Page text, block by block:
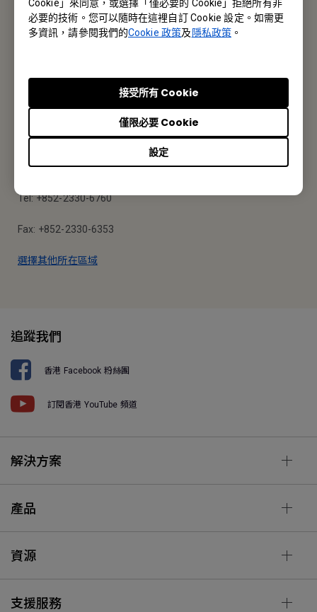
Cookie」來同意，或選擇「僅必要的 Cookie」拒絕所有非
必要的技術。您可以隨時在這裡自訂 Cookie 設定。如需更
多資訊，請參閱我們的Cookie 政策及隱私政策。
設定
僅限必要 Cookie
接受所有 Cookie
報價採購 · 技術諮詢 · 售後服務
BenQ 香港
明基智能科技(香港)有限公司
香港九龍荔枝角長沙灣道777-779號天安工業大廈10樓A-2室
Tel: +852-2330-6760
Fax: +852-2330-6353
選擇其他所在區域
追蹤我們
香港 Facebook 粉絲團
訂閱香港 YouTube 頻道
解決方案
產品
資源
支援服務